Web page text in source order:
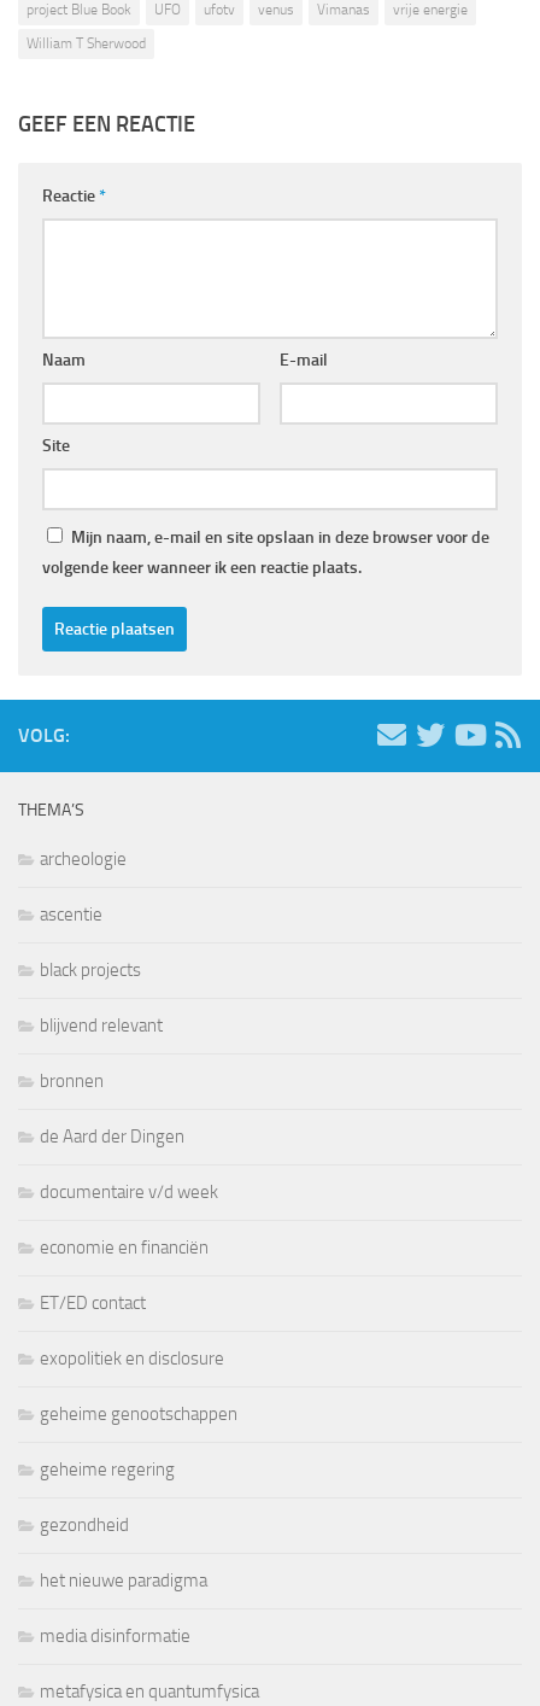
project Blue Book
UFO ufotv venus Vimanas
vrije energie
William T Sherwood
GEEF EEN REACTIE
Reactie*
Naam E-mail
Site
Mijn naam, e-mail en site opslaan in deze browser voor de
volgende keer wanneer ik een reactie plaats.
VOLG:
THEMA’S
archeologie
ascentie
black projects
blijvend relevant
bronnen
de Aard der Dingen
documentaire v/d week
economie en financiën
ET/ED contact
exopolitiek en disclosure
geheime genootschappen
geheime regering
gezondheid
het nieuwe paradigma
media disinformatie
metafysica en quantumfysica